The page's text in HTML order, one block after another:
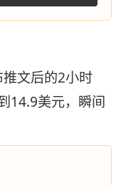
文后的2小时
14.9美元，瞬间